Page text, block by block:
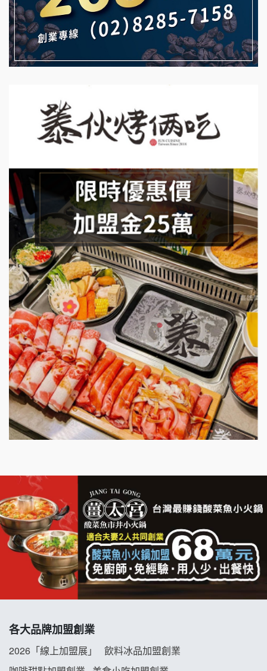
日十。早午食加盟說明會
拾鑶火鍋加盟說明會
珍好味臭臭鍋加盟說明會
藍象廷泰式火鍋加盟說明會
上宇林加盟說明會
莫尼早餐Morni加盟說明會
手作功夫茶加盟說明會
SHARE TEA歇腳亭加盟說明會
潮味決-湯滷專門店加盟說明會
鬍子茶加盟說明會
鮮茶道加盟說明會
微風亭鐵板燒加盟說明會
漫步藍咖啡加盟說明會
明石章魚燒加盟說明會
出櫃加盟說明會
千香漢堡加盟說明會
拉亞漢堡加盟說明會
杜芳子古味茶鋪加盟說明會
優握握×酸奶大獅加盟說明會
冬城門加盟說明會
各大品牌加盟創業
2026「線上加盟展」
飲料冰品加盟創業